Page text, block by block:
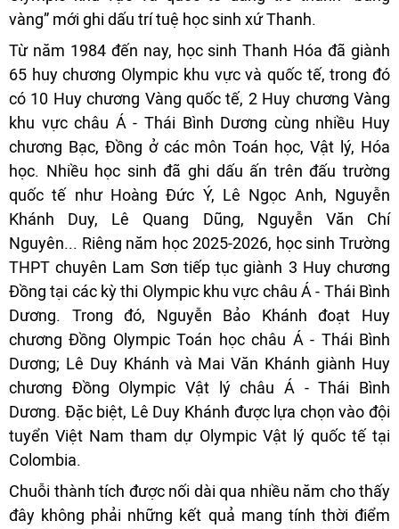
vàng” mới ghi dấu trí tuệ học sinh xứ Thanh.
Từ năm 1984 đến nay, học sinh Thanh Hóa đã giành
65 huy chương Olympic khu vực và quốc tế, trong đó
có 10 Huy chương Vàng quốc tế, 2 Huy chương Vàng
khu vực châu Á - Thái Bình Dương cùng nhiều Huy
chương Bạc, Đồng ở các môn Toán học, Vật lý, Hóa
học. Nhiều học sinh đã ghi dấu ấn trên đấu trường
quốc tế như Hoàng Đức Ý, Lê Ngọc Anh, Nguyễn
Khánh Duy, Lê Quang Dũng, Nguyễn Văn Chí
Nguyên... Riêng năm học 2025-2026, học sinh Trường
THPT chuyên Lam Sơn tiếp tục giành 3 Huy chương
Đồng tại các kỳ thi Olympic khu vực châu Á - Thái Bình
Dương. Trong đó, Nguyễn Bảo Khánh đoạt Huy
chương Đồng Olympic Toán học châu Á - Thái Bình
Dương; Lê Duy Khánh và Mai Văn Khánh giành Huy
chương Đồng Olympic Vật lý châu Á - Thái Bình
Dương. Đặc biệt, Lê Duy Khánh được lựa chọn vào đội
tuyển Việt Nam tham dự Olympic Vật lý quốc tế tại
Colombia.
Chuỗi thành tích được nối dài qua nhiều năm cho thấy
đây không phải những kết quả mang tính thời điểm